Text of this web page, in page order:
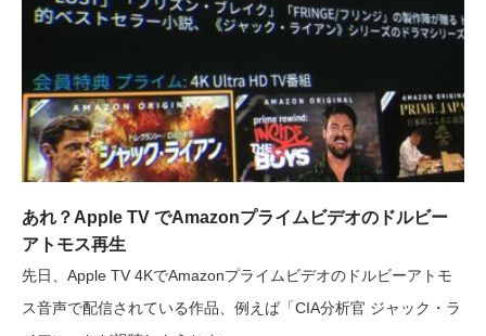
あれ？Apple TV でAmazonプライムビデオのドルビー
アトモス再生
先日、Apple TV 4KでAmazonプライムビデオのドルビーアトモ
ス音声で配信されている作品、例えば「CIA分析官 ジャック・ラ